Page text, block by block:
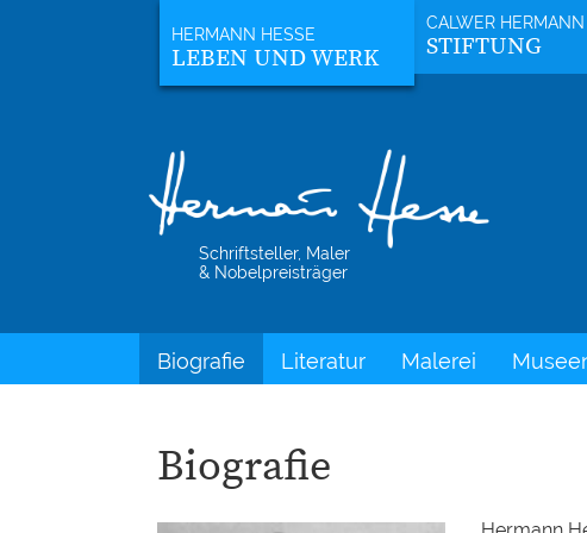
LEBEN UND WERK STIFTUNG
Schriftsteller, Maler
& Nobelpreisträger
Biografie Literatur Malerei
Biografie